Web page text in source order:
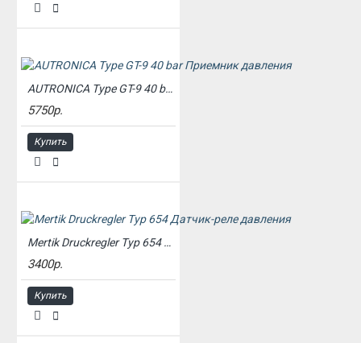
AUTRONICA Type GT-9 40 bar Приемник давления
5750р.
Купить
Mertik Druckregler Tyр 654 Датчик-реле давления
3400р.
Купить